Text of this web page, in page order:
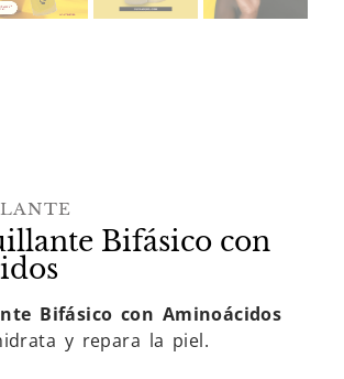
Bifásico con
Bifásico con Aminoácidos
y repara la piel.